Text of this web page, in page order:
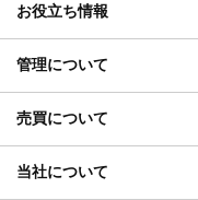
お役立ち情報
管理について
売買について
当社について